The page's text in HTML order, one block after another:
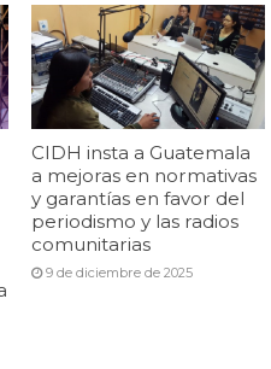
CIDH insta a Guatemala
a mejoras en normativas
y garantías en favor del
periodismo y las radios
comunitarias
9 de diciembre de 2025